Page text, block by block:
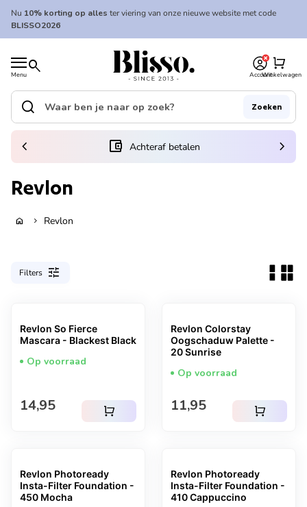
Overslaan naar inhoud
Nu 10% korting op alles ter viering van onze nieuwe website met code
BLISSO2026
Menu search
Home
AccountWinkelwagen
shopping_cart
Home
Zoek op"
search Zoeken
(link opent in nieuw tabblad/venster)
account_balance_wallet Achteraf betalen
chevron_left chevron_right
Revlon
home chevron_right Revlon
Filters tune
Revlon So Fierce
Mascara - Blackest Black
Op voorraad
Normale prijs
14,95 shopping_cart
Revlon Colorstay
Oogschaduw Palette -
20 Sunrise
Op voorraad
Normale prijs
11,95 shopping_cart
Revlon Photoready
Insta-Filter Foundation -
450 Mocha
Revlon Photoready
Insta-Filter Foundation -
410 Cappuccino